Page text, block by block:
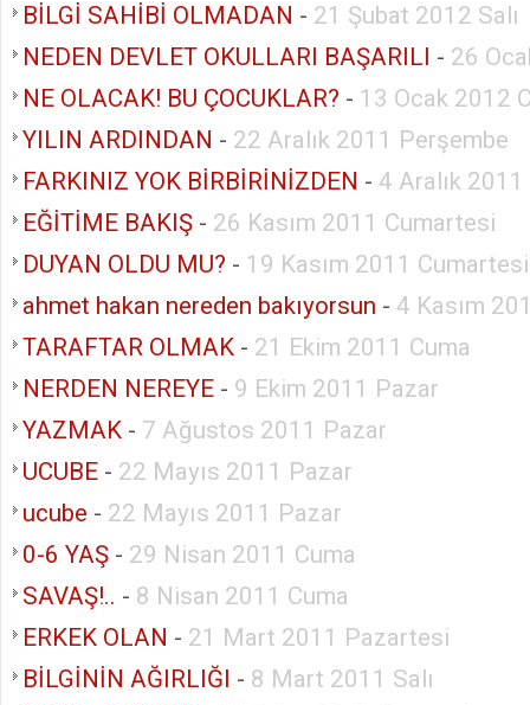
BİLGİ SAHİBİ OLMADAN - 21 Şubat 2012 Salı
NEDEN DEVLET OKULLARI BAŞARILI - 26
NE OLACAK! BU ÇOCUKLAR? - 13 Ocak 2012
YILIN ARDINDAN - 22 Aralık 2011 Perşembe
FARKINIZ YOK BİRBİRİNİZDEN - 4 Aralık
EĞİTİME BAKIŞ - 26 Kasım 2011 Cumartesi
DUYAN OLDU MU? - 19 Kasım 2011 Cumartesi
ahmet hakan nereden bakıyorsun - 4 Kasım
TARAFTAR OLMAK - 21 Ekim 2011 Cuma
NERDEN NEREYE - 9 Ekim 2011 Pazar
YAZMAK - 7 Ağustos 2011 Pazar
UCUBE - 22 Mayıs 2011 Pazar
ucube - 22 Mayıs 2011 Pazar
0-6 YAŞ - 29 Nisan 2011 Cuma
SAVAŞ!.. - 8 Nisan 2011 Cuma
ERKEK OLAN - 21 Mart 2011 Pazartesi
BİLGİNİN AĞIRLIĞI - 8 Mart 2011 Salı